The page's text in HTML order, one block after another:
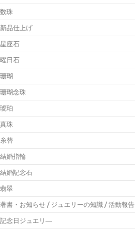
数珠
新品仕上げ
星座石
曜日石
珊瑚
珊瑚念珠
琥珀
真珠
糸替
結婚指輪
結婚記念石
翡翠
著書・お知らせ / ジュエリーの知識 / 活動報告
記念日ジュエリ―